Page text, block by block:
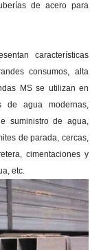
de acero para
características
consumos, alta
MS se utilizan en
de agua modernas,
suministro de agua,
de parada, cercas,
cimentaciones y
etc.